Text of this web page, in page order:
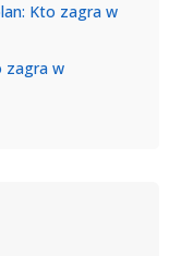
Kto zagra w
zagra w